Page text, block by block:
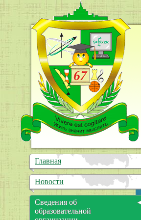
Главная
Новости
Сведения об
образовательной